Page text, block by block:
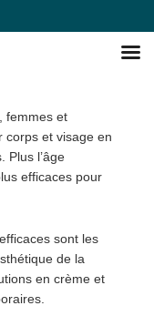
femmes et
corps et visage en
Plus l’âge
efficaces pour
sont les
de la
en crème et